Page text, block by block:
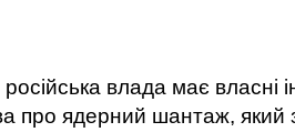
влада має власні
про ядерний шантаж, який